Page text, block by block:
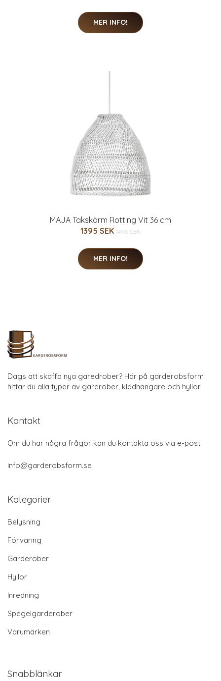
MER INFO!
MAJA Takskärm Rotting Vit 36 cm
1395 SEK 1495 SEK
MER INFO!
Dags att skaffa nya garedrober? Här på garderobsform
hittar du alla typer av garerober, klädhängare och hyllor
Kontakt
Om du har några frågor kan du kontakta oss via e-post:
info@garderobsform.se
Kategorier
Belysning
Förvaring
Garderober
Hyllor
Inredning
Spegelgarderober
Varumärken
Snabblänkar